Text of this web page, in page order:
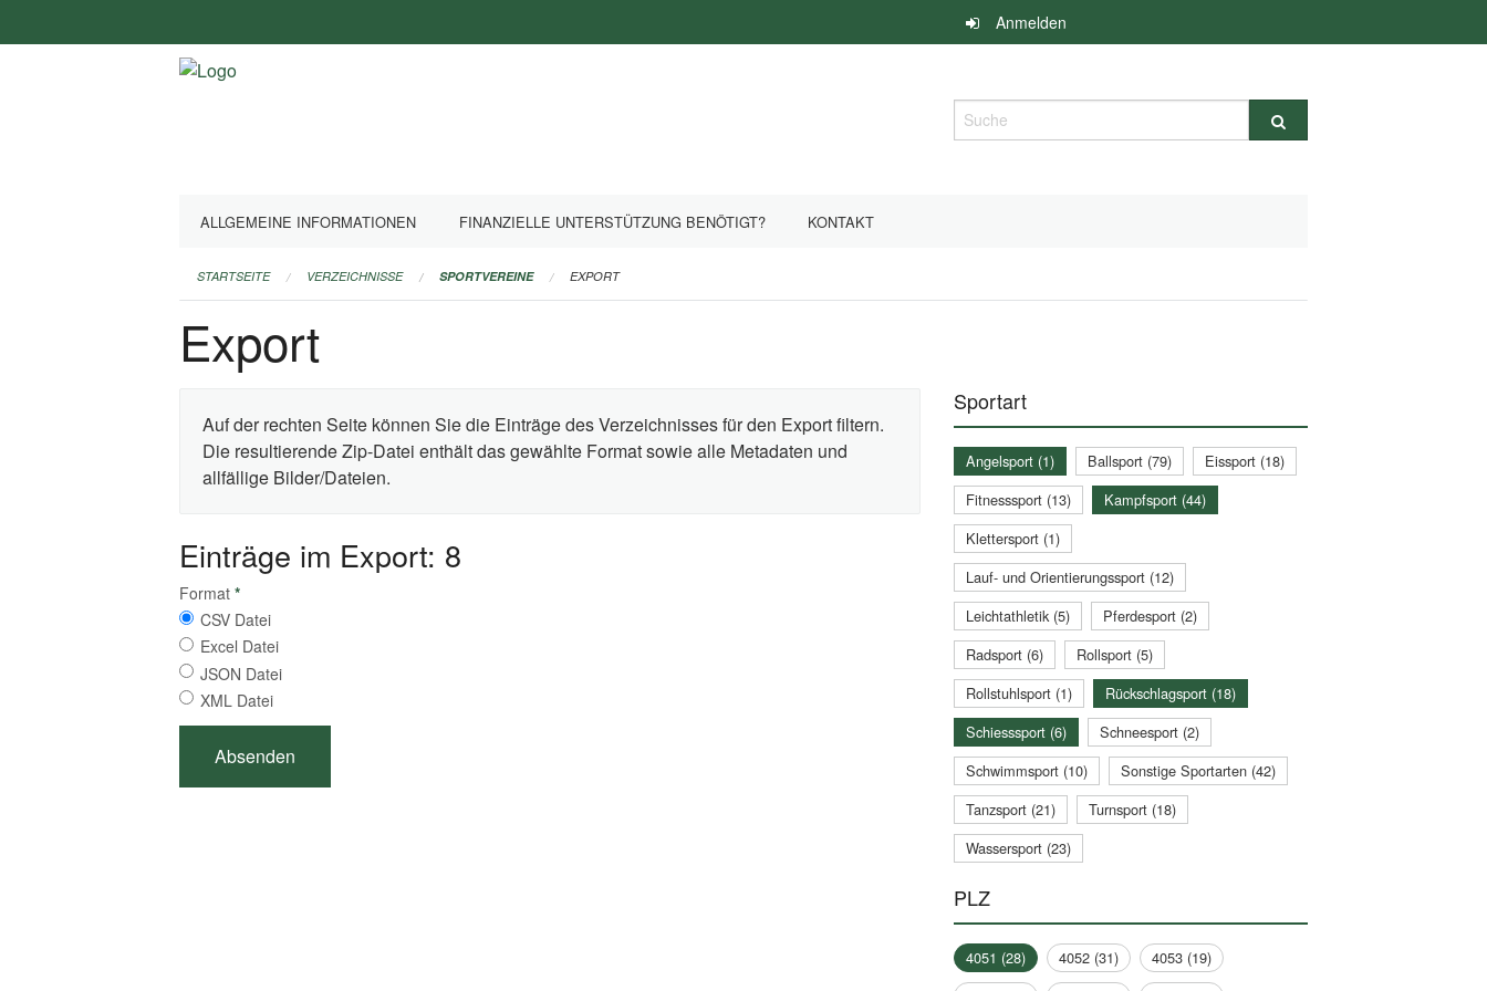
überspringen
Anmelden
Suche
ALLGEMEINE INFORMATIONEN FINANZIELLE UNTERSTÜTZUNG BENÖTIGT? KONTAKT
STARTSEITE VERZEICHNISSE SPORTVEREINE EXPORT
Export
Auf der rechten Seite können Sie die Einträge des Verzeichnisses für den Export filtern.
Die resultierende Zip-Datei enthält das gewählte Format sowie alle Metadaten und
allfällige Bilder/Dateien.
Einträge im Export: 8
Format *
CSV Datei
Excel Datei
JSON Datei
XML Datei
Sportart
Angelsport (1) Ballsport (79)
Eissport (18)
Fitnesssport (13)
Kampfsport (44)
Klettersport (1)
Lauf- und Orientierungssport (12)
Leichtathletik (5)
Pferdesport (2)
Radsport (6)
Rollsport (5)
Rollstuhlsport (1)
Rückschlagsport (18)
Schiesssport (6)
Schneesport (2)
Schwimmsport (10)
Sonstige Sportarten (42)
Tanzsport (21)
Turnsport (18)
Wassersport (23)
PLZ
4051 (28) 4052 (31)
4053 (19)